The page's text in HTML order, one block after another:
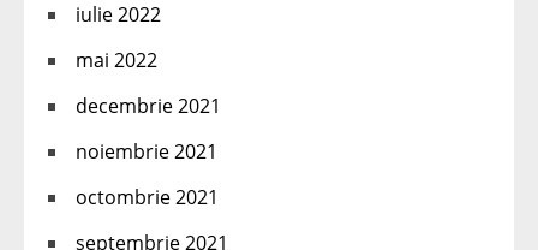
iulie 2022
mai 2022
decembrie 2021
noiembrie 2021
octombrie 2021
septembrie 2021